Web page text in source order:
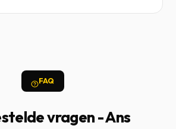
FAQ
vragen - Ans